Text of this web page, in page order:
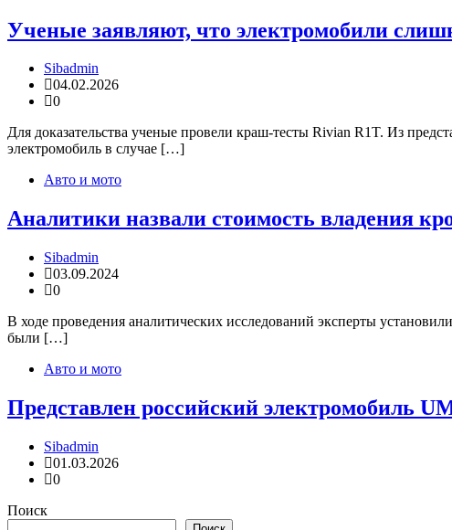
Ученые заявляют, что электромобили
Sibadmin
04.02.2026
0
Для доказательства ученые провели краш-тесты Rivian R1T. Из
электромобиль в случае […]
Авто и мото
Аналитики назвали стоимость владения
Sibadmin
03.09.2024
0
В ходе проведения аналитических исследований эксперты
были […]
Авто и мото
Представлен российский электромобиль
Sibadmin
01.03.2026
0
Поиск